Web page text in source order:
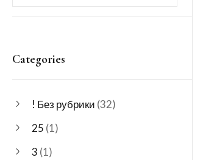
Categories
! Без рубрики (32)
25 (1)
3 (1)